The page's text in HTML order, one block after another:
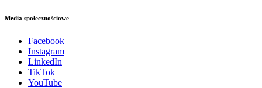
Media społecznościowe
Facebook
Instagram
LinkedIn
TikTok
YouTube